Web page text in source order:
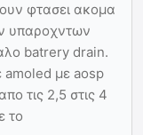
φτασει ακομα
υπαροχντων
batrery drain.
amoled με aosp
τις 2,5 στις 4
το